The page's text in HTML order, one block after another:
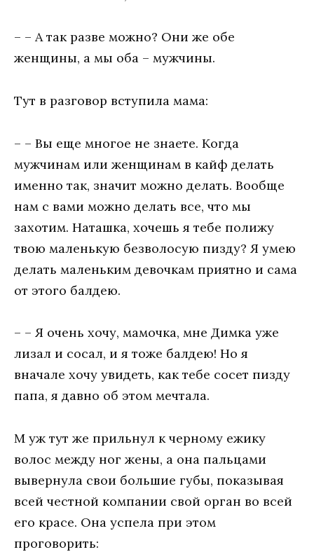
– – А так разве можно? Они же обе
женщины, а мы оба – мужчины.
Тут в разговор вступила мама:
– – Вы еще многое не знаете. Когда
мужчинам или женщинам в кайф делать
именно так, значит можно делать. Вообще
нам с вами можно делать все, что мы
захотим. Наташка, хочешь я тебе полижу
твою маленькую безволосую пизду? Я умею
делать маленьким девочкам приятно и сама
от этого балдею.
– – Я очень хочу, мамочка, мне Димка уже
лизал и сосал, и я тоже балдею! Но я
вначале хочу увидеть, как тебе сосет пизду
папа, я давно об этом мечтала.
М уж тут же прильнул к черному ежику
волос между ног жены, а она пальцами
вывернула свои большие губы, показывая
всей честной компании свой орган во всей
его красе. Она успела при этом
проговорить: